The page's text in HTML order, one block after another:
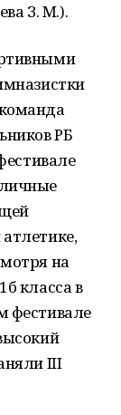
З. М.).
РБ
на
класса в
фестивале
III